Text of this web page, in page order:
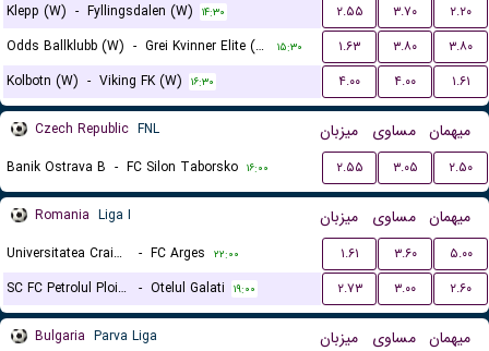
Klepp (W) - Fyllingsdalen (W) ۱۴:۳۰ ۲.۵۵ ۳.۷۰
۲.۲۰
Odds Ballklubb (W) - Grei Kvinner Elite (W) ۱۵:۳۰ ۱.۶۳ ۳.۸۰
۳.۸۰
Kolbotn (W) - Viking FK (W) ۱۶:۳۰ ۴.۰۰ ۴.۰۰ ۱.۶۱
Czech Republic FNL میزبان مساوی میهمان
Banik Ostrava B - FC Silon Taborsko ۱۶:۰۰ ۲.۵۵ ۳.۰۵ ۲.۵۰
Romania Liga I میزبان مساوی میهمان
Universitatea Craiova - FC Arges ۲۲:۰۰ ۱.۶۱ ۳.۶۰
۵.۰۰
SC FC Petrolul Ploiesti
- Otelul Galati ۱۹:۰۰ ۲.۷۳ ۳.۰۰ ۲.۶۰
Bulgaria Parva Liga میزبان مساوی میهمان